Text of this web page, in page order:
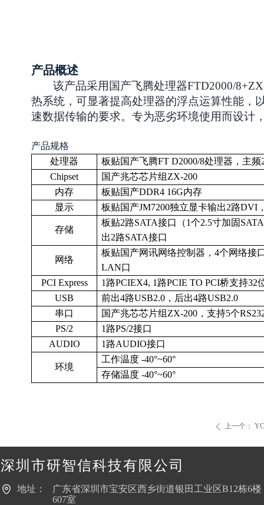
ꄴ 上一个：
产品概述
该产品采用国产飞腾处理器FTD2000/
热系统，可显著提高处理器的浮点运算性能，
速数据传输的要求。专为恶劣环境使用而设计
产品规格
处理器
板贴国产飞腾FT D2000/8处理器，主频
Chipset
国产兆芯芯片组ZX-200
内存
板贴国产DDR4 16G内存
显示
板贴国产JM7200独立显卡输出2路DVI
存储
板贴2路SATA接口（1个2.5寸加固
出2路SATA接口
网络
板贴国产网讯网络控制器，4个网络接
LAN口
PCI Express
1路PCIEX4, 1路PCIE TO PCI桥支持32
USB
前出4路USB2.0，后出4路USB2.0
串口
国产兆芯芯片组ZX-200，支持5个
PS/2
1路PS/2接口
AUDIO
1路AUDIO接口
环境
工作温度 -40°~60°
存储温度 -40°~60°
深圳市研智信科技有限公司
地址：
广东省深圳市宝安区西乡街道银田工业区B12栋6楼
607室